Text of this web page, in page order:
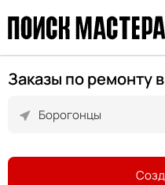
Заказы по ремонту